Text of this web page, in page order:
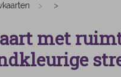
met